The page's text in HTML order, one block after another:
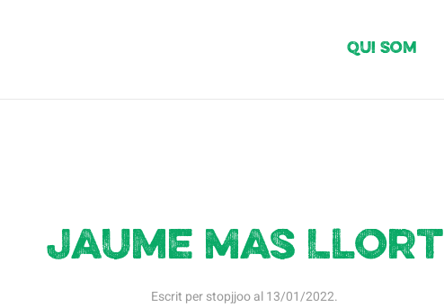
Qui Som
Jaume Mas Llort
Escrit perstopjjooal13/01/2022.